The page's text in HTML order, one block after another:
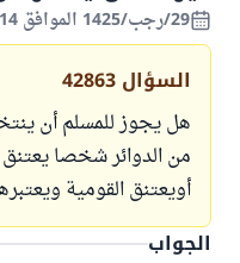
29/رجب/1425 الموافق 14/سبتمبر/2004
السؤال 42863
هل يجوز للمسلم أن
من الدوائر شخصا
أويعتنق القومية
الجواب